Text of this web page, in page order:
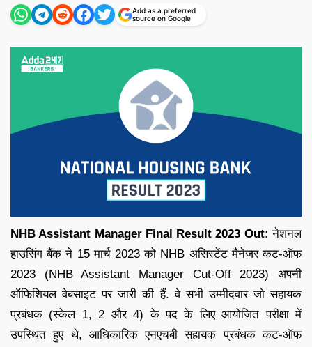
Add as a preferred
source on Google
NHB Assistant Manager Final Result 2023 Out: नेशनल
हाउसिंग बैंक ने 15 मार्च 2023 को NHB असिस्टेंट मैनेजर कट-ऑफ
2023 (NHB Assistant Manager Cut-Off 2023) अपनी
ऑफिशियल वेबसाइट पर जारी की हैं. वे सभी उम्मीदवार जो सहायक
प्रबंधक (स्केल 1, 2 और 4) के पद के लिए आयोजित परीक्षा में
उपस्थित हुए थे, आधिकारिक एनएचबी सहायक प्रबंधक कट-ऑफ